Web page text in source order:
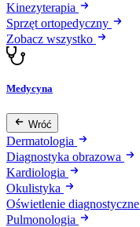
Kinezyterapia
Sprzęt ortopedyczny
Zobacz wszystko
Medycyna
Wróć
Dermatologia
Diagnostyka obrazowa
Kardiologia
Okulistyka
Oświetlenie diagnostyczne
Pulmonologia